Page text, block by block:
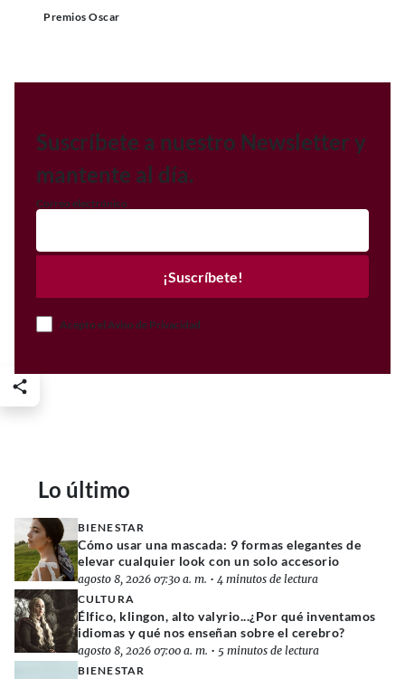
Premios Oscar
Suscríbete a nuestro Newsletter y
mantente al día.
Correo electrónico
¡Suscríbete!
Acepto el Aviso de Privacidad
Lo último
BIENESTAR
Cómo usar una mascada: 9 formas elegantes de
elevar cualquier look con un solo accesorio
agosto 8, 2026 07:30 a. m. • 4 minutos de lectura
CULTURA
Élfico, klingon, alto valyrio...¿Por qué inventamos
idiomas y qué nos enseñan sobre el cerebro?
agosto 8, 2026 07:00 a. m. • 5 minutos de lectura
BIENESTAR